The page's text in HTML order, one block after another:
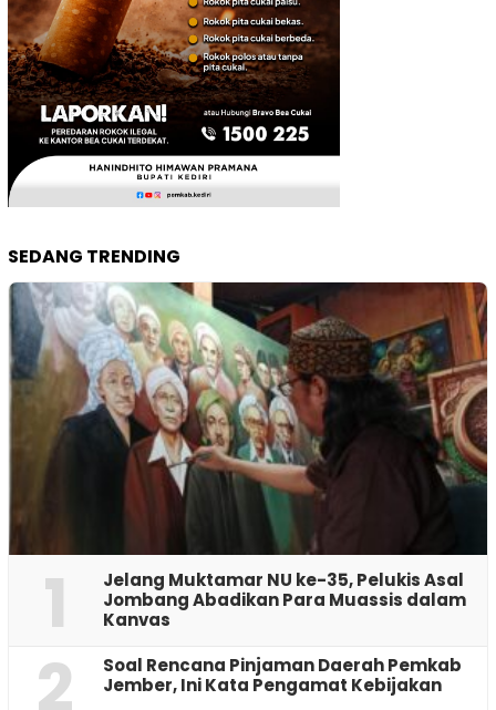
SEDANG TRENDING
1
Jelang Muktamar NU ke-35, Pelukis Asal
Jombang Abadikan Para Muassis dalam
Kanvas
2
‎Soal Rencana Pinjaman Daerah Pemkab
Jember, Ini Kata Pengamat Kebijakan ‎